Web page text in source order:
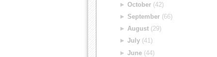
► October(42)
► September(66)
► August(29)
► July(41)
► June(44)